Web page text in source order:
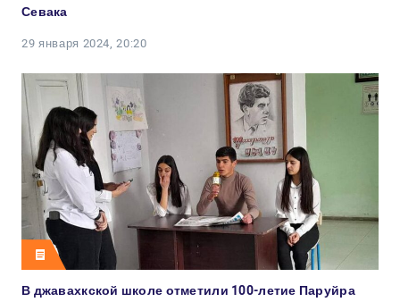
Севака
29 января 2024, 20:20
В джавахкской школе отметили 100-летие Паруйра